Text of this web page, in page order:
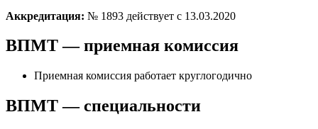
Аккредитация: № 1893 действует с 13.03.2020
ВПМТ — приемная комиссия
Приемная комиссия работает круглогодично
ВПМТ — специальности